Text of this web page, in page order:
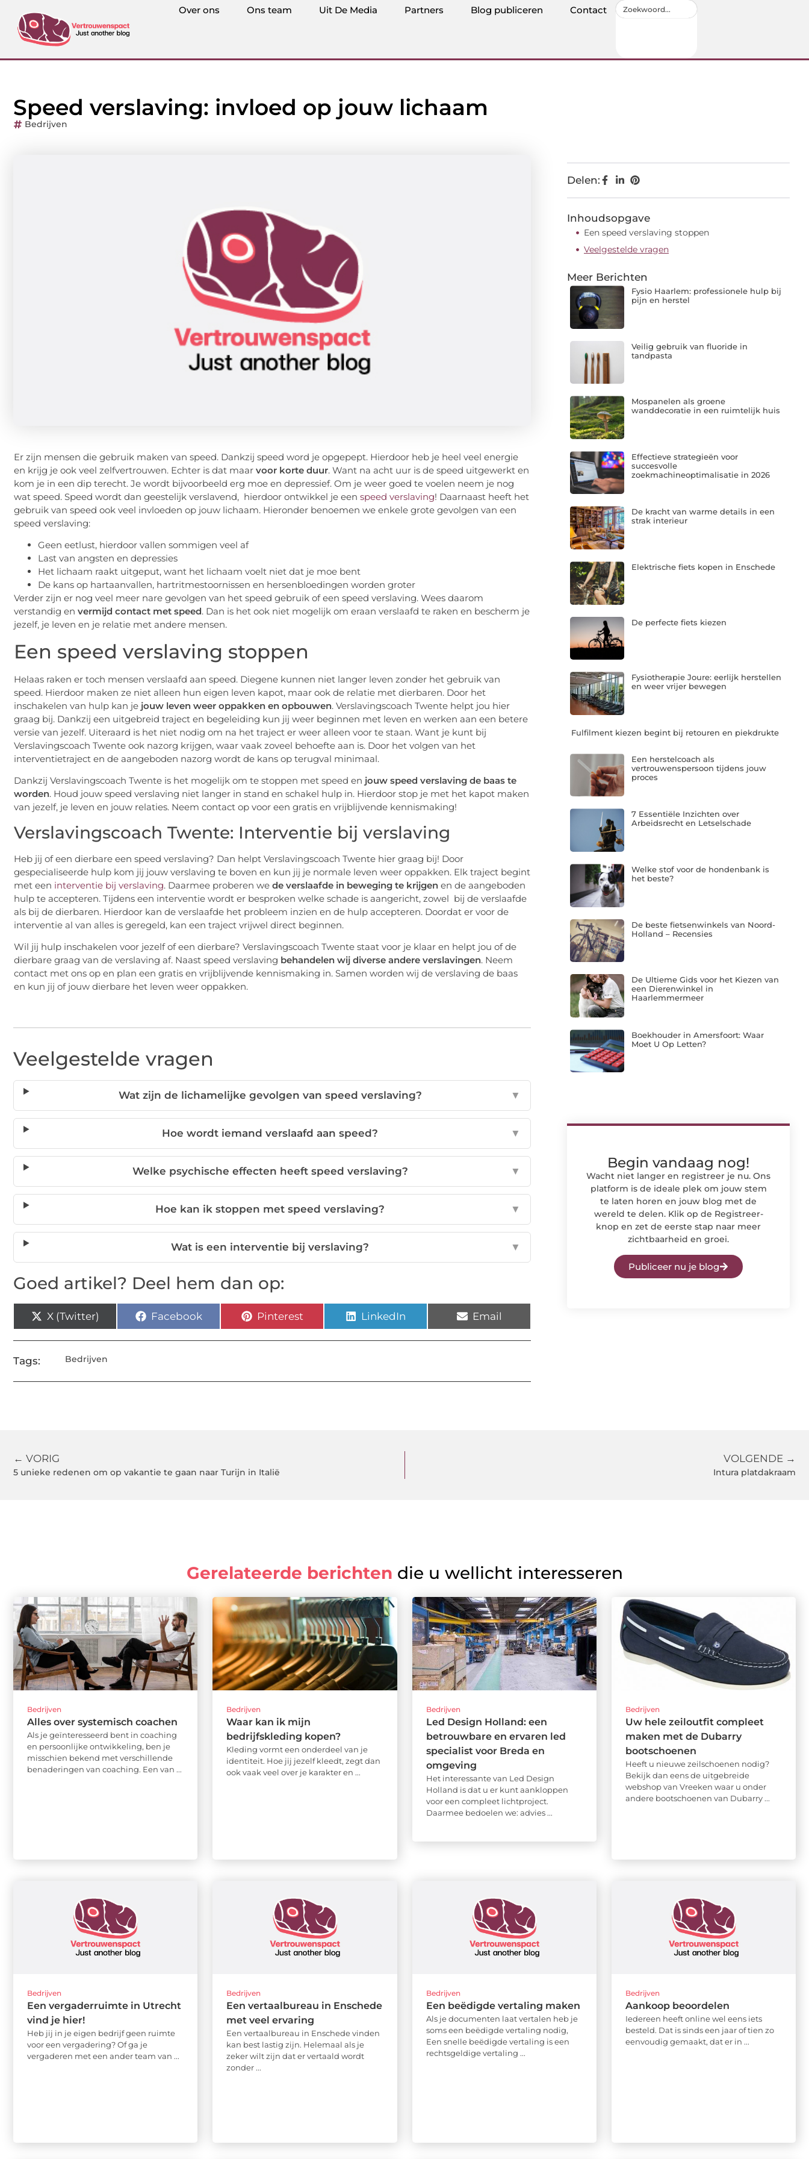
Over ons Ons team Uit De Media Partners Blog publiceren Contact
Speed verslaving: invloed op jouw lichaam
Bedrijven
Er zijn mensen die gebruik maken van speed. Dankzij speed word je opgepept. Hierdoor heb je heel veel energie
en krijg je ook veel zelfvertrouwen. Echter is dat maar voor korte duur. Want na acht uur is de speed uitgewerkt en
kom je in een dip terecht. Je wordt bijvoorbeeld erg moe en depressief. Om je weer goed te voelen neem je nog
wat speed. Speed wordt dan geestelijk verslavend, hierdoor ontwikkel je een speed verslaving! Daarnaast heeft het
gebruik van speed ook veel invloeden op jouw lichaam. Hieronder benoemen we enkele grote gevolgen van een
speed verslaving:
Geen eetlust, hierdoor vallen sommigen veel af
Last van angsten en depressies
Het lichaam raakt uitgeput, want het lichaam voelt niet dat je moe bent
De kans op hartaanvallen, hartritmestoornissen en hersenbloedingen worden groter
Verder zijn er nog veel meer nare gevolgen van het speed gebruik of een speed verslaving. Wees daarom
verstandig en vermijd contact met speed. Dan is het ook niet mogelijk om eraan verslaafd te raken en bescherm je
jezelf, je leven en je relatie met andere mensen.
Een speed verslaving stoppen
Helaas raken er toch mensen verslaafd aan speed. Diegene kunnen niet langer leven zonder het gebruik van
speed. Hierdoor maken ze niet alleen hun eigen leven kapot, maar ook de relatie met dierbaren. Door het
inschakelen van hulp kan je jouw leven weer oppakken en opbouwen. Verslavingscoach Twente helpt jou hier
graag bij. Dankzij een uitgebreid traject en begeleiding kun jij weer beginnen met leven en werken aan een betere
versie van jezelf. Uiteraard is het niet nodig om na het traject er weer alleen voor te staan. Want je kunt bij
Verslavingscoach Twente ook nazorg krijgen, waar vaak zoveel behoefte aan is. Door het volgen van het
interventietraject en de aangeboden nazorg wordt de kans op terugval minimaal.
Dankzij Verslavingscoach Twente is het mogelijk om te stoppen met speed en jouw speed verslaving de baas te
worden. Houd jouw speed verslaving niet langer in stand en schakel hulp in. Hierdoor stop je met het kapot maken
van jezelf, je leven en jouw relaties. Neem contact op voor een gratis en vrijblijvende kennismaking!
Verslavingscoach Twente: Interventie bij verslaving
Heb jij of een dierbare een speed verslaving? Dan helpt Verslavingscoach Twente hier graag bij! Door
gespecialiseerde hulp kom jij jouw verslaving te boven en kun jij je normale leven weer oppakken. Elk traject begint
met een interventie bij verslaving. Daarmee proberen we de verslaafde in beweging te krijgen en de aangeboden
hulp te accepteren. Tijdens een interventie wordt er besproken welke schade is aangericht, zowel bij de verslaafde
als bij de dierbaren. Hierdoor kan de verslaafde het probleem inzien en de hulp accepteren. Doordat er voor de
interventie al van alles is geregeld, kan een traject vrijwel direct beginnen.
Wil jij hulp inschakelen voor jezelf of een dierbare? Verslavingscoach Twente staat voor je klaar en helpt jou of de
dierbare graag van de verslaving af. Naast speed verslaving behandelen wij diverse andere verslavingen. Neem
contact met ons op en plan een gratis en vrijblijvende kennismaking in. Samen worden wij de verslaving de baas
en kun jij of jouw dierbare het leven weer oppakken.
Veelgestelde vragen
Wat zijn de lichamelijke gevolgen van speed verslaving? ▼
Hoe wordt iemand verslaafd aan speed? ▼
Welke psychische effecten heeft speed verslaving? ▼
Hoe kan ik stoppen met speed verslaving? ▼
Wat is een interventie bij verslaving? ▼
Goed artikel? Deel hem dan op:
X (Twitter) Facebook Pinterest LinkedIn Email
Tags: Bedrijven
Delen:
Inhoudsopgave
Een speed verslaving stoppen
Veelgestelde vragen
Meer Berichten
Fysio Haarlem: professionele hulp bij
pijn en herstel
Veilig gebruik van fluoride in
tandpasta
Mospanelen als groene
wanddecoratie in een ruimtelijk huis
Effectieve strategieën voor
succesvolle
zoekmachineoptimalisatie in 2026
De kracht van warme details in een
strak interieur
Elektrische fiets kopen in Enschede
De perfecte fiets kiezen
Fysiotherapie Joure: eerlijk herstellen
en weer vrijer bewegen
Fulfilment kiezen begint bij retouren en piekdrukte
Een herstelcoach als
vertrouwenspersoon tijdens jouw
proces
7 Essentiële Inzichten over
Arbeidsrecht en Letselschade
Welke stof voor de hondenbank is
het beste?
De beste fietsenwinkels van Noord-
Holland – Recensies
De Ultieme Gids voor het Kiezen van
een Dierenwinkel in
Haarlemmermeer
Boekhouder in Amersfoort: Waar
Moet U Op Letten?
Begin vandaag nog!
Wacht niet langer en registreer je nu. Ons
platform is de ideale plek om jouw stem
te laten horen en jouw blog met de
wereld te delen. Klik op de Registreer-
knop en zet de eerste stap naar meer
zichtbaarheid en groei.
Publiceer nu je blog
← VORIG
5 unieke redenen om op vakantie te gaan naar Turijn in Italië
VOLGENDE →
Intura platdakraam
Gerelateerde berichten die u wellicht interesseren
Bedrijven
Alles over systemisch coachen
Als je geïnteresseerd bent in coaching
en persoonlijke ontwikkeling, ben je
misschien bekend met verschillende
benaderingen van coaching. Een van ...
Bedrijven
Waar kan ik mijn
bedrijfskleding kopen?
Kleding vormt een onderdeel van je
identiteit. Hoe jij jezelf kleedt, zegt dan
ook vaak veel over je karakter en ...
Bedrijven
Led Design Holland: een
betrouwbare en ervaren led
specialist voor Breda en
omgeving
Het interessante van Led Design
Holland is dat u er kunt aankloppen
voor een compleet lichtproject.
Daarmee bedoelen we: advies ...
Bedrijven
Uw hele zeiloutfit compleet
maken met de Dubarry
bootschoenen
Heeft u nieuwe zeilschoenen nodig?
Bekijk dan eens de uitgebreide
webshop van Vreeken waar u onder
andere bootschoenen van Dubarry ...
Bedrijven
Een vergaderruimte in Utrecht
vind je hier!
Heb jij in je eigen bedrijf geen ruimte
voor een vergadering? Of ga je
vergaderen met een ander team van ...
Bedrijven
Een vertaalbureau in Enschede
met veel ervaring
Een vertaalbureau in Enschede vinden
kan best lastig zijn. Helemaal als je
zeker wilt zijn dat er vertaald wordt
zonder ...
Bedrijven
Een beëdigde vertaling maken
Als je documenten laat vertalen heb je
soms een beëdigde vertaling nodig,
Een snelle beëdigde vertaling is een
rechtsgeldige vertaling ...
Bedrijven
Aankoop beoordelen
Iedereen heeft online wel eens iets
besteld. Dat is sinds een jaar of tien zo
eenvoudig gemaakt, dat er in ...